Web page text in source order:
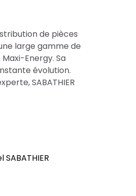
de pièces
large gamme de
Energy. Sa
évolution.
SABATHIER